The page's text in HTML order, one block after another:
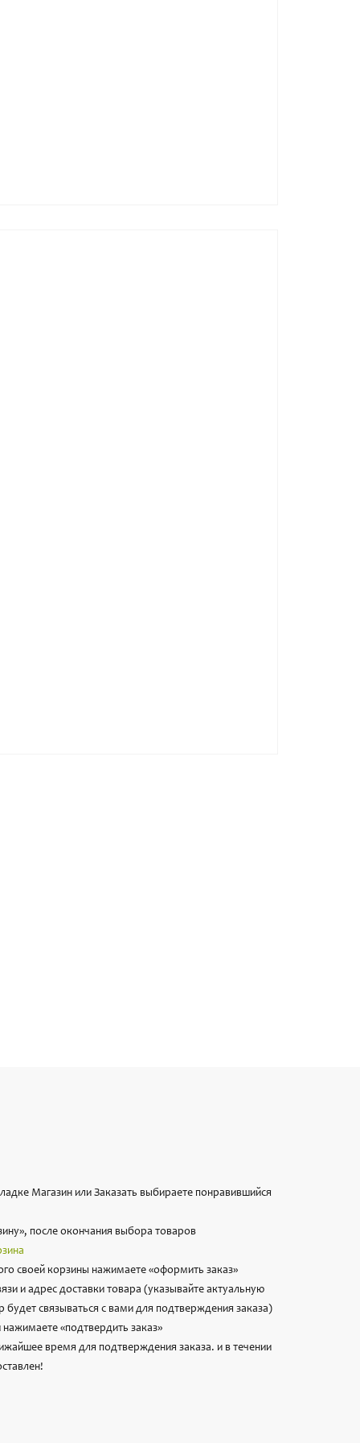
Магазин или Заказать выбираете понравившийся
после окончания выбора товаров
своей корзины нажимаете «оформить заказ»
и адрес доставки товара (указывайте актуальную
связываться с вами для подтверждения заказа)
«подтвердить заказ»
время для подтверждения заказа. и в течении